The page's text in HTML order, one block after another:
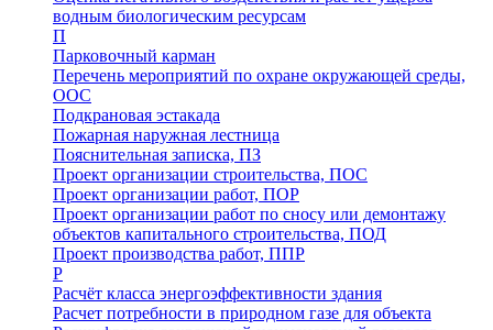
водным биологическим ресурсам
П
Парковочный карман
Перечень мероприятий по охране окружающей среды,
ООС
Подкрановая эстакада
Пожарная наружная лестница
Пояснительная записка, ПЗ
Проект организации строительства, ПОС
Проект организации работ, ПОР
Проект организации работ по сносу или демонтажу
объектов капитального строительства, ПОД
Проект производства работ, ППР
Р
Расчёт класса энергоэффективности здания
Расчет потребности в природном газе для объекта